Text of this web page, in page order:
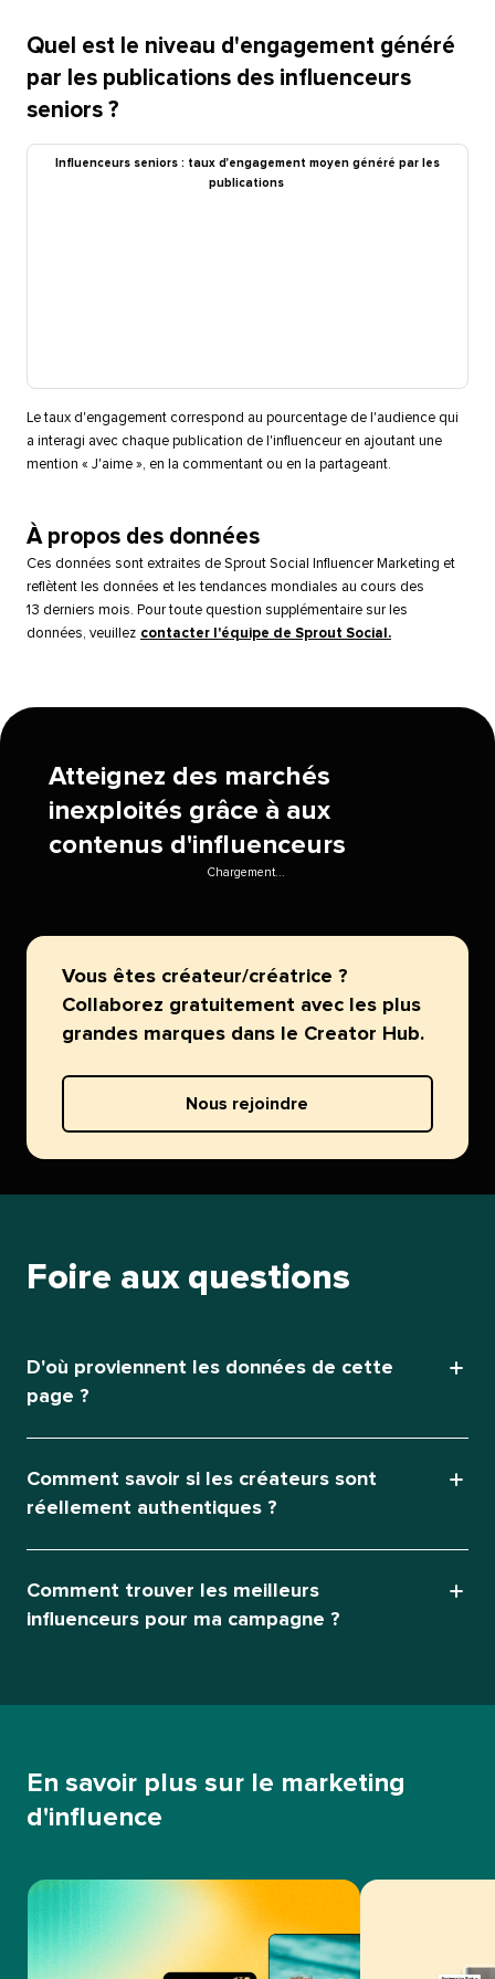
Quel est le niveau d'engagement généré
par les publications des influenceurs
seniors ?​​
Influenceurs seniors : taux d'engagement moyen généré par les
publications​​
Le taux d'engagement correspond au pourcentage de l'audience qui
a interagi avec chaque publication de l'influenceur en ajoutant une
mention « J'aime », en la commentant ou en la partageant.​​
À propos des données​​
Ces données sont extraites de Sprout Social Influencer Marketing et
reflètent les données et les tendances mondiales au cours des
13 derniers mois. Pour toute question supplémentaire sur les
données, veuillez contacter l'équipe de Sprout Social.​​
Atteignez des marchés
inexploités grâce à aux
contenus d'influenceurs​​
Chargement...​​
Vous êtes créateur/créatrice ?
Collaborez gratuitement avec les plus
grandes marques dans le Creator Hub.​​
Nous rejoindre​​
Foire aux questions​​
D'où proviennent les données de cette
page ?​​
Comment savoir si les créateurs sont
réellement authentiques ?​​
Comment trouver les meilleurs
influenceurs pour ma campagne ?​​
En savoir plus sur le marketing
d'influence​​